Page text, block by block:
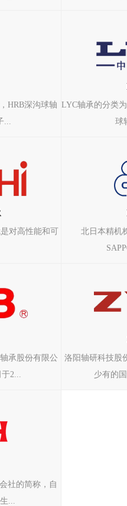
HRB深沟球轴
...
LYC轴承的分类
球
是对高性能和可
北日本精机
承股份有限公
2...
洛阳轴研科技股
少有的
社的简称，自
...